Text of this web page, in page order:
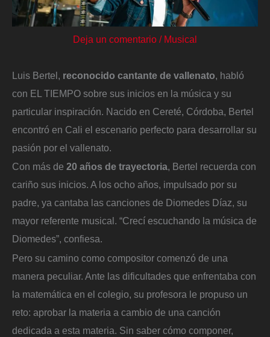
Deja un comentario / Musical
Luis Bertel, reconocido cantante de vallenato, habló
con EL TIEMPO sobre sus inicios en la música y su
particular inspiración. Nacido en Cereté, Córdoba, Bertel
encontró en Cali el escenario perfecto para desarrollar su
pasión por el vallenato.
Con más de 20 años de trayectoria, Bertel recuerda con
cariño sus inicios. A los ocho años, impulsado por su
padre, ya cantaba las canciones de Diomedes Díaz, su
mayor referente musical. “Crecí escuchando la música de
Diomedes”, confiesa.
Pero su camino como compositor comenzó de una
manera peculiar. Ante las dificultades que enfrentaba con
la matemática en el colegio, su profesora le propuso un
reto: aprobar la materia a cambio de una canción
dedicada a esta materia. Sin saber cómo componer,